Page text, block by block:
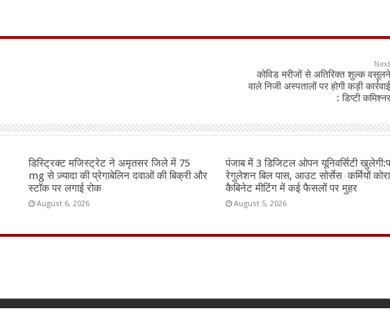
Next
कोविड मरीजों से अतिरिक्त शुल्क वसूलने
वाले निजी अस्पतालों पर होगी कड़ी कार्रवाई
: डिप्टी कमिश्नर
डिस्ट्रिक्ट मजिस्ट्रेट ने अमृतसर जिले में 75
mg से ज़्यादा की प्रेगाबेलिन दवाओं की बिक्री और
स्टॉक पर लगाई रोक
August 6, 2026
पंजाब में 3 डिजिटल ओपन यूनिवर्सिटी
रेगुलेशन बिल पास, आउट सोर्सेस कर्मियों
कैबिनेट मीटिंग में कई फैसलों पर मुहर
August 5, 2026